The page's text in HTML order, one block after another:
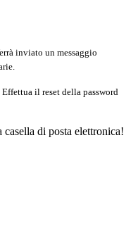
inviato un messaggio
il reset della password
di posta elettronica!